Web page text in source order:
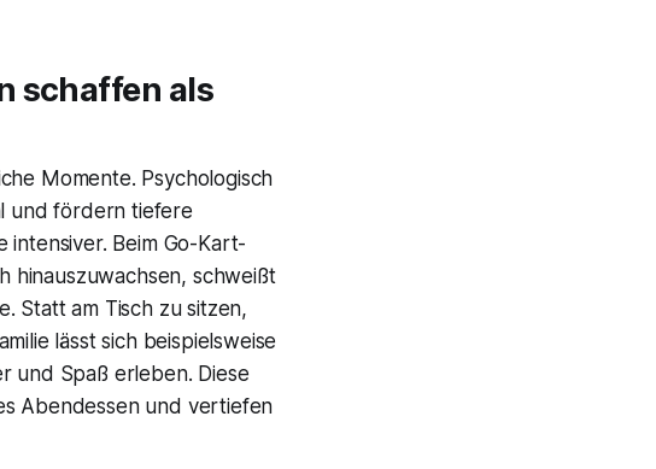
schaffen als
Momente. Psychologisch
und fördern tiefere
intensiver. Beim Go-Kart-
hinauszuwachsen, schweißt
Statt am Tisch zu sitzen,
lässt sich beispielsweise
und Spaß erleben. Diese
Abendessen und vertiefen